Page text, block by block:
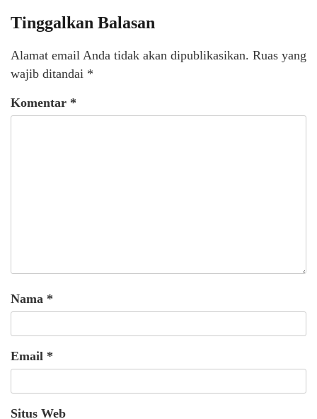
Tinggalkan Balasan
Alamat email Anda tidak akan dipublikasikan. Ruas yang
wajib ditandai *
Komentar *
Nama *
Email *
Situs Web